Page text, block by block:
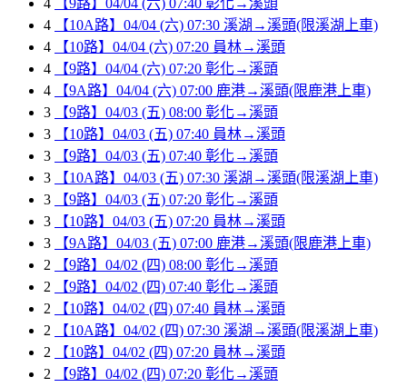
4
【9路】04/04 (六) 07:40 彰化→溪頭
4
【10A路】04/04 (六) 07:30 溪湖→溪頭(限溪湖上車)
4
【10路】04/04 (六) 07:20 員林→溪頭
4
【9路】04/04 (六) 07:20 彰化→溪頭
4
【9A路】04/04 (六) 07:00 鹿港→溪頭(限鹿港上車)
3
【9路】04/03 (五) 08:00 彰化→溪頭
3
【10路】04/03 (五) 07:40 員林→溪頭
3
【9路】04/03 (五) 07:40 彰化→溪頭
3
【10A路】04/03 (五) 07:30 溪湖→溪頭(限溪湖上車)
3
【9路】04/03 (五) 07:20 彰化→溪頭
3
【10路】04/03 (五) 07:20 員林→溪頭
3
【9A路】04/03 (五) 07:00 鹿港→溪頭(限鹿港上車)
2
【9路】04/02 (四) 08:00 彰化→溪頭
2
【9路】04/02 (四) 07:40 彰化→溪頭
2
【10路】04/02 (四) 07:40 員林→溪頭
2
【10A路】04/02 (四) 07:30 溪湖→溪頭(限溪湖上車)
2
【10路】04/02 (四) 07:20 員林→溪頭
2
【9路】04/02 (四) 07:20 彰化→溪頭